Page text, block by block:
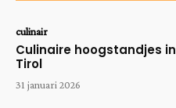
culinair
Culinaire hoogstandjes in
Tirol
31 januari 2026